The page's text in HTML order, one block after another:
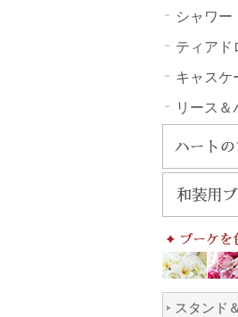
シャワー
ティアド
キャスケ
リース＆
スタンド